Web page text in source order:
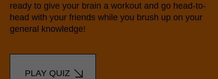
ready to give your brain a workout and go head-to-
head with your friends while you brush up on your
general knowledge!
PLAY QUIZ